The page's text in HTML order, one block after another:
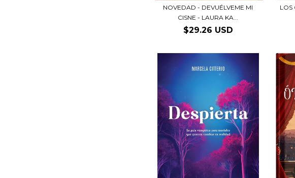
NOVEDAD - DEVUÉLVEME MI
CISNE - LAURA KA...
$29.26 USD
LOS